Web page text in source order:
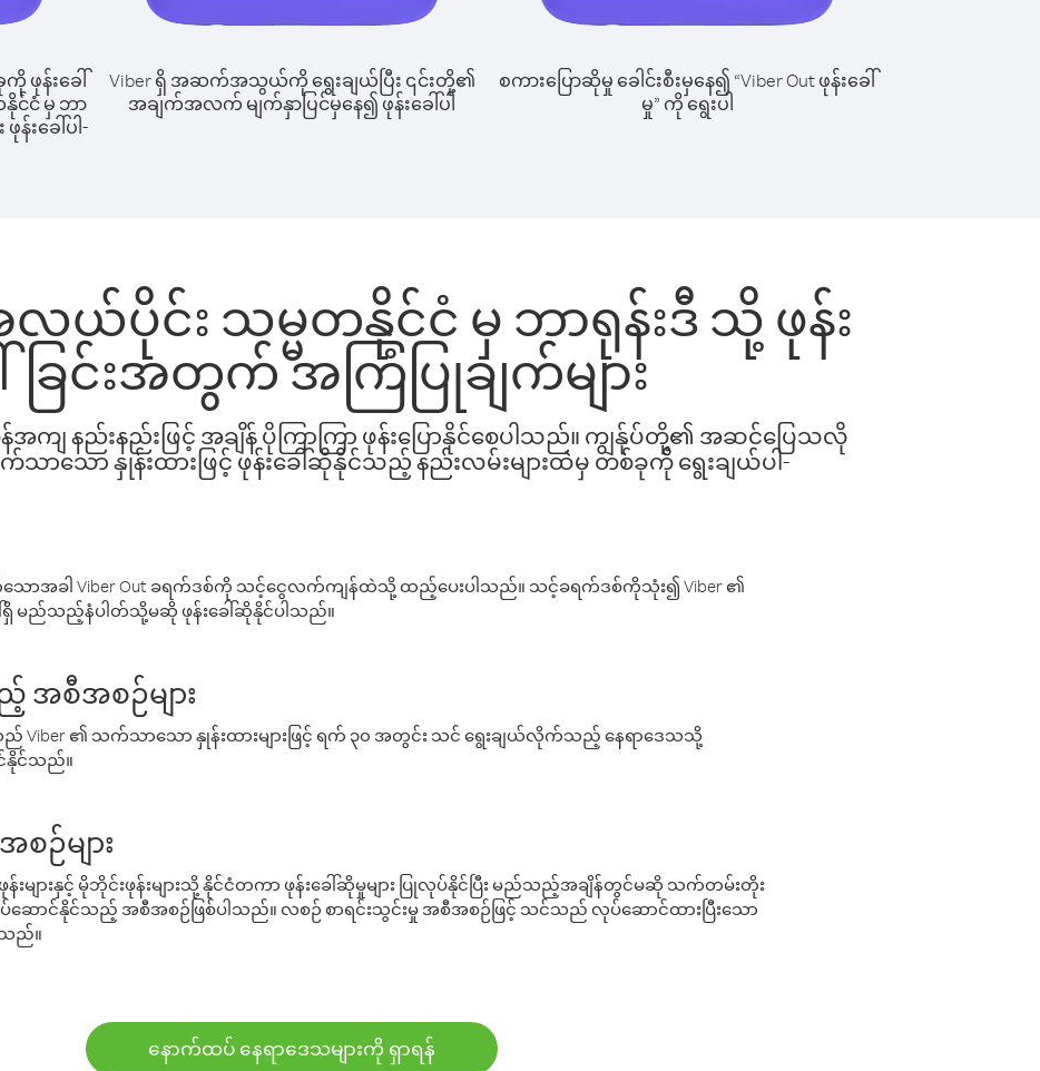
ဖုန်းခေါ်
င်ငံ မှ ဘာ
းခေါ်ပါ-
Viber ရှိ အဆက်အသွယ်ကို ရွေးချယ်ပြီး ၎င်းတို့၏
အချက်အလက် မျက်နှာပြင်မှနေ၍ ဖုန်းခေါ်ပါ
စကားပြောဆိုမှု ခေါင်းစီးမှနေ၍ “Viber Out ဖုန်းခေါ်
မှု” ကို ရွေးပါ
ယ်ပိုင်း သမ္မတနိုင်ငံ မှ ဘာရုန်းဒီ သို့ ဖုန်း
ခြင်းအတွက် အကြံပြုချက်များ
ျ နည်းနည်းဖြင့် အချိန် ပိုကြာကြာ ဖုန်းပြောနိုင်စေပါသည်။ ကျွန်ုပ်တို့၏ အဆင်ပြေသလို
သာသော နှုန်းထားဖြင့် ဖုန်းခေါ်ဆိုနိုင်သည့် နည်းလမ်းများထဲမှ တစ်ခုကို ရွေးချယ်ပါ-
အခါ Viber Out ခရက်ဒစ်ကို သင့်ငွေလက်ကျန်ထဲသို့ ထည့်ပေးပါသည်။ သင့်ခရက်ဒစ်ကိုသုံး၍ Viber ၏
ါ်ရှိ မည်သည့်နံပါတ်သို့မဆို ဖုန်းခေါ်ဆိုနိုင်ပါသည်။
အစီအစဉ်များ
Viber ၏ သက်သာသော နှုန်းထားများဖြင့် ရက် ၃၀ အတွင်း သင် ရွေးချယ်လိုက်သည့် နေရာဒေသသို့
နိုင်သည်။
ဉ်များ
များနှင့် မိုဘိုင်းဖုန်းများသို့ နိုင်ငံတကာ ဖုန်းခေါ်ဆိုမှုများ ပြုလုပ်နိုင်ပြီး မည်သည့်အချိန်တွင်မဆို သက်တမ်းတိုး
ောင်နိုင်သည့် အစီအစဉ်ဖြစ်ပါသည်။ လစဉ် စာရင်းသွင်းမှု အစီအစဉ်ဖြင့် သင်သည် လုပ်ဆောင်ထားပြီးသော
သည်။
နောက်ထပ် နေရာဒေသများကို ရှာရန်